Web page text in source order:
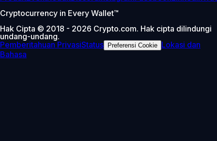
Cryptocurrency in Every Wallet™
Hak Cipta © 2018 - 2026 Crypto.com. Hak cipta dilindungi
undang-undang.
Pemberitahuan PrivasiStatus Preferensi Cookie Lokasi dan
Bahasa